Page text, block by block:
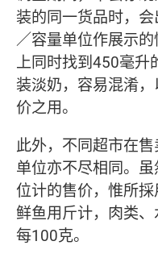
装的同一货品时，
／容量单位作展示
上同时找到450毫升
装淡奶，容易混淆
价之用。
此外，不同超市在
单位亦不尽相同。
位计的售价，惟所
鲜鱼用斤计，肉类
每100克。